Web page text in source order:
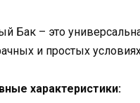
Бак – это
и простых
характеристики: